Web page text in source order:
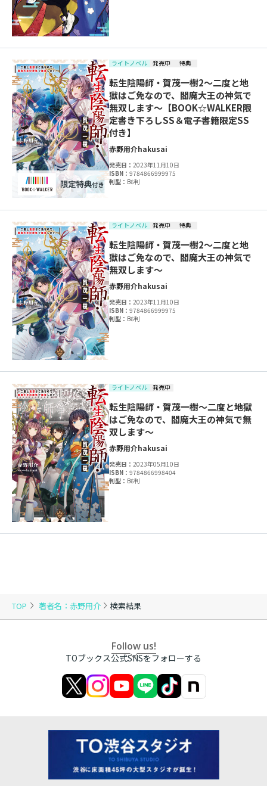
TOP 著者名：赤野用介 検索結果
ライトノベル 発売中 特典
転生陰陽師・賀茂一樹2～二度と地
獄はご免なので、閻魔大王の神気で
無双します～【BOOK☆WALKER限
定書き下ろしSS＆電子書籍限定SS
付き】
赤野用介hakusai
発売日：2023年11月10日
ISBN：9784866999975
判型： B6判
ライトノベル 発売中 特典
転生陰陽師・賀茂一樹2～二度と地
獄はご免なので、閻魔大王の神気で
無双します～
赤野用介hakusai
発売日：2023年11月10日
ISBN：9784866999975
判型： B6判
ライトノベル 発売中
転生陰陽師・賀茂一樹～二度と地獄
はご免なので、閻魔大王の神気で無
双します～
赤野用介hakusai
発売日：2023年05月10日
ISBN：9784866998404
判型： B6判
Follow us!
TOブックス公式SNSをフォローする